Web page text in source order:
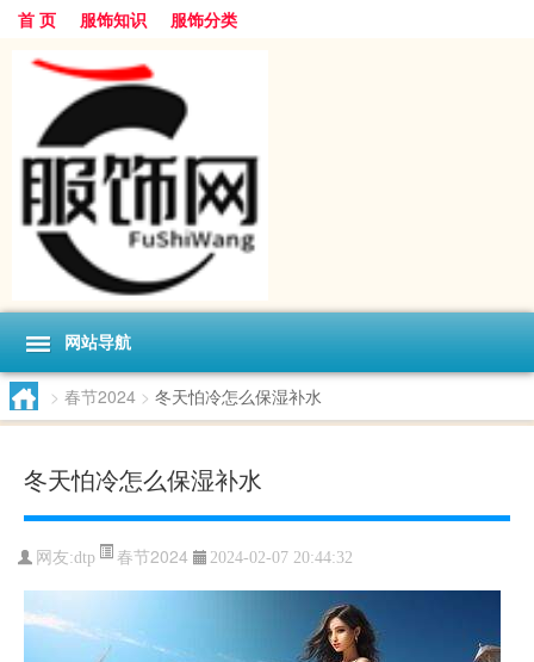
首 页 服饰知识 服饰分类
网站导航
> 春节2024 > 冬天怕冷怎么保湿补水
冬天怕冷怎么保湿补水
网友:dtp 春节2024 2024-02-07 20:44:32